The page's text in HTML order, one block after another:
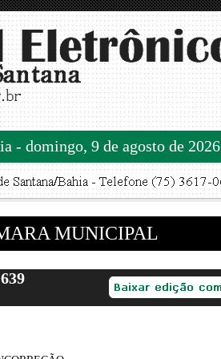
- domingo, 9 de agosto de 2026
MUNICIPAL